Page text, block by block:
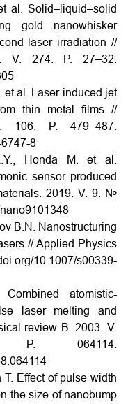
al. Solid–liquid–solid
gold nanowhisker
laser irradiation //
V. 274. P. 27–32.
et al. Laser-induced jet
thin metal films //
106. P. 479–487.
8
Honda M. et al.
sensor produced
2019. V. 9. №
B.N. Nanostructuring
// Applied Physics
10.1007/s00339-
atomistic-
laser melting and
review B. 2003. V.
T. Effect of pulse width
the size of nanobump